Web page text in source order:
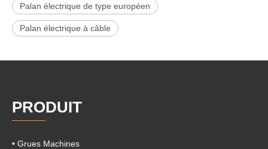
Palan électrique de type européen
Palan électrique à câble
PRODUIT
• Grues Machines